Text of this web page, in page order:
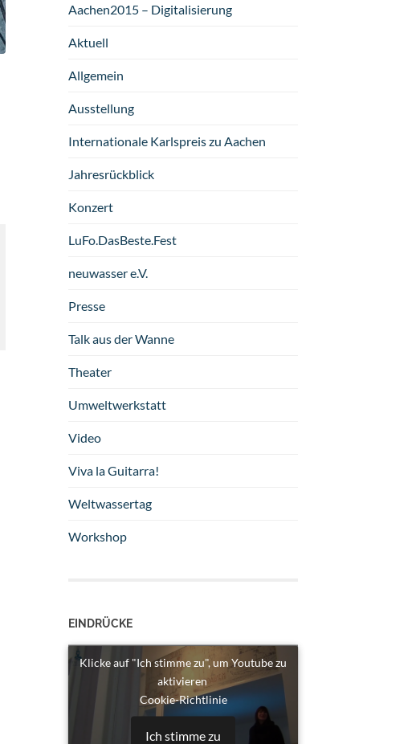
Aachen2015 – Digitalisierung
Aktuell
Allgemein
Ausstellung
Internationale Karlspreis zu Aachen
Jahresrückblick
Konzert
LuFo.DasBeste.Fest
neuwasser e.V.
Presse
Talk aus der Wanne
Theater
Umweltwerkstatt
Video
Viva la Guitarra!
Weltwassertag
Workshop
EINDRÜCKE
Klicke auf "Ich stimme zu", um Youtube zu
aktivieren
Cookie-Richtlinie
Ich stimme zu